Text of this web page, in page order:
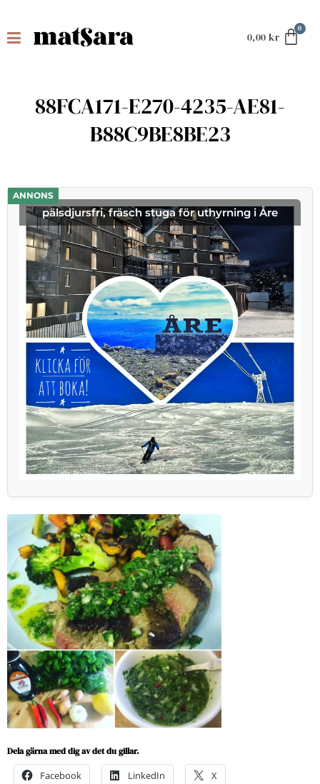
0,00 kr
88FCA171-E270-4235-AE81-
B88C9BE8BE23
ANNONS
pälsdjursfri, fräsch stuga för uthyrning i Åre
Dela gärna med dig av det du gillar.
Facebook LinkedIn X